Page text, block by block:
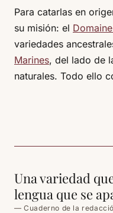
Para catarlas en
su misión: el
variedades
Marines, del lado de
naturales. Todo ello
Una variedad
lengua que se
— Cuaderno de la